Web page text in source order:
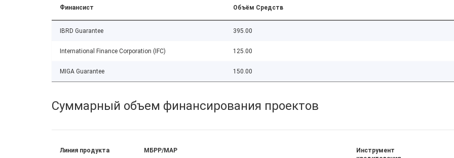
Финансист Объём Средств
IBRD Guarantee 395.00
International Finance Corporation (IFC) 125.00
MIGA Guarantee 150.00
Суммарный объем финансирования проектов
Линия продукта МБРР/МАР
Инструмент